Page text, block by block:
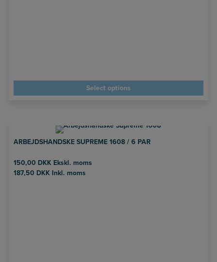
Select options
ARBEJDSHANDSKE SUPREME 1608 / 6 PAR
150,00 DKKEkskl. moms
187,50 DKKInkl. moms